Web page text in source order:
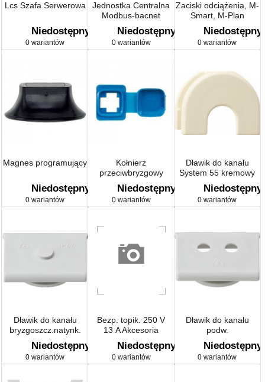
Lcs Szafa Serwerowa
Niedostępny
0 wariantów
Jednostka Centralna
Modbus-bacnet
Niedostępny
0 wariantów
Zaciski odciążenia, M-
Smart, M-Plan
Niedostępny
0 wariantów
Magnes programujący
Niedostępny
0 wariantów
Kołnierz
przeciwbryzgowy
Reichle & De-Massari,
niebieski
Niedostępny
0 wariantów
Dławik do kanału
System 55 kremowy
Niedostępny
0 wariantów
Dławik do kanału
bryzgoszcz.natynk.
szary
Niedostępny
0 wariantów
Bezp. topik. 250 V
13 A Akcesoria
Niedostępny
0 wariantów
Dławik do kanału
podw.
bryzgoszcz.natynk.
szary
Niedostępny
0 wariantów